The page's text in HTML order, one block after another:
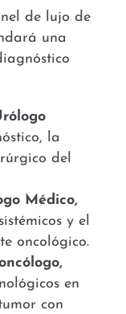
de lujo de
una
la
del
Médico,
y el
oncológico.
en
con